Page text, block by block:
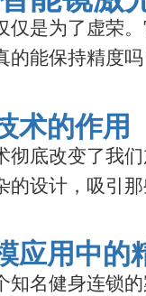
仅是为了虚荣
的能保持精度
术的作用
彻底改变了我
的设计，吸引
应用中的
知名健身连锁